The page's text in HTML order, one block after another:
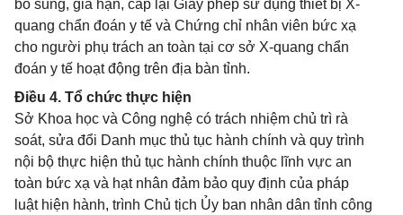
bổ sung, gia hạn, cấp lại Giấy phép sử dụng thiết bị X-
quang chẩn đoán y tế và Chứng chỉ nhân viên bức xạ
cho người phụ trách an toàn tại cơ sở X-quang chẩn
đoán y tế hoạt động trên địa bàn tỉnh.
Điều 4. Tổ chức thực hiện
Sở Khoa học và Công nghệ có trách nhiệm chủ trì rà
soát, sửa đổi Danh mục thủ tục hành chính và quy trình
nội bộ thực hiện thủ tục hành chính thuộc lĩnh vực an
toàn bức xạ và hạt nhân đảm bảo quy định của pháp
luật hiện hành, trình Chủ tịch Ủy ban nhân dân tỉnh công